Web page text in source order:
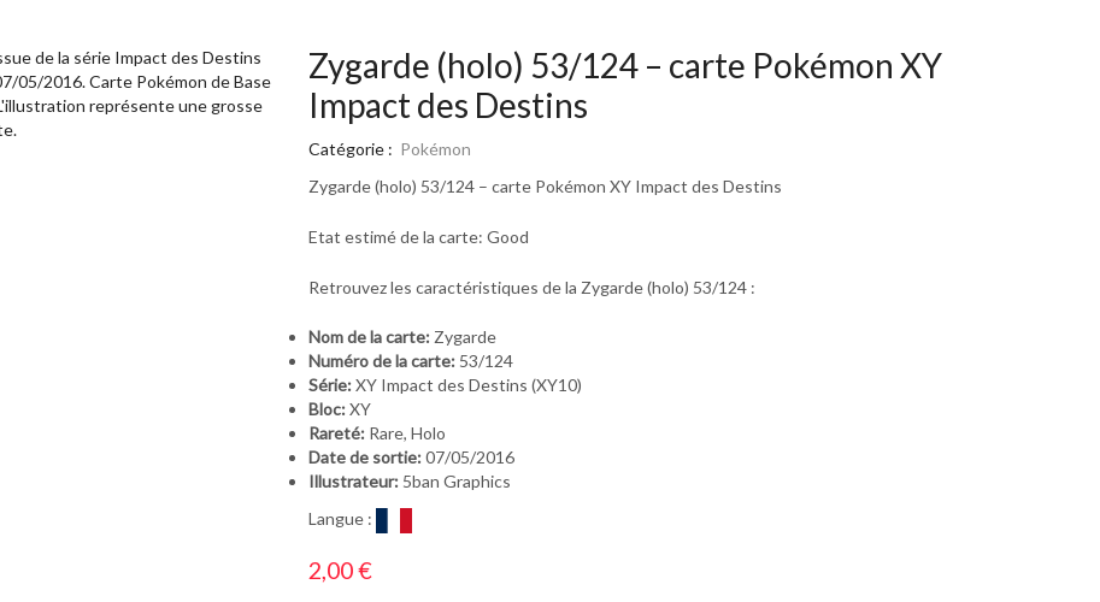
Zygarde (holo) 53/124 – carte Pokémon XY
Impact des Destins
Catégorie : Pokémon
Zygarde (holo) 53/124 – carte Pokémon XY Impact des Destins
Etat estimé de la carte: Good
Retrouvez les caractéristiques de la Zygarde (holo) 53/124 :
Nom de la carte: Zygarde
Numéro de la carte: 53/124
Série:XY Impact des Destins (XY10)
Bloc:XY
Rareté: Rare, Holo
Date de sortie:07/05/2016
Illustrateur: 5ban Graphics
Langue :
2,00€